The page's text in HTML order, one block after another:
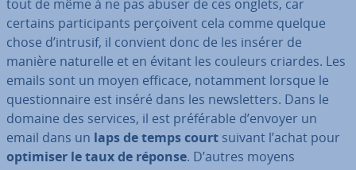
tout de même à ne pas abuser de ces onglets, car
certains par­ti­ci­pants per­çoi­vent cela comme quelque
chose d’intrusif, il convient donc de les insérer de
manière naturelle et en évitant les couleurs criardes. Les
emails sont un moyen efficace, notamment lorsque le
ques­tion­naire est inséré dans les news­let­ters. Dans le
domaine des services, il est pré­fé­rable d’envoyer un
email dans un laps de temps court suivant l’achat pour
optimiser le taux de réponse. D’autres moyens